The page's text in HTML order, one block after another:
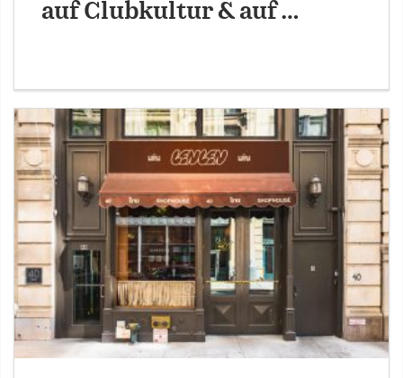
auf Clubkultur & auf …